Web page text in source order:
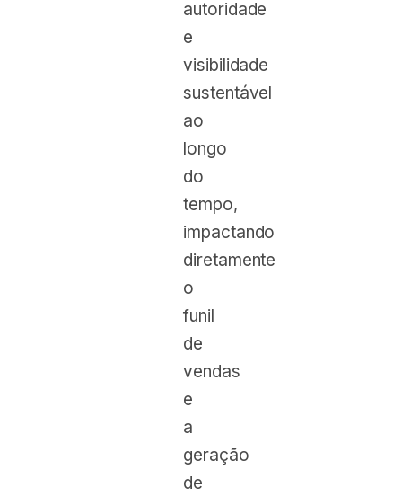
autoridade
e
visibilidade
sustentável
ao
longo
do
tempo,
impactando
diretamente
o
funil
de
vendas
e
a
geração
de